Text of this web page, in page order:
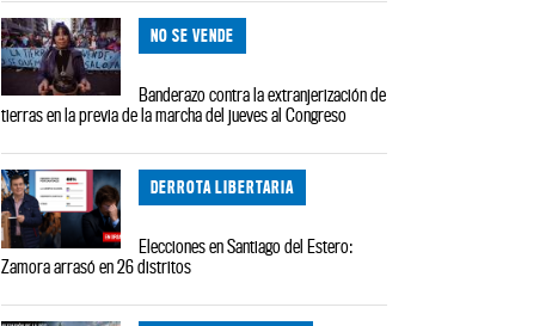
NO SE VENDE
Banderazo contra la extranjerización de
tierras en la previa de la marcha del jueves al Congreso
DERROTA LIBERTARIA
Elecciones en Santiago del Estero:
Zamora arrasó en 26 distritos